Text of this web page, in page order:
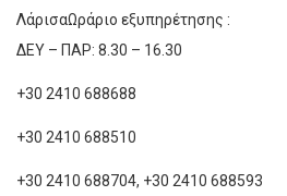
ΛάρισαΩράριο εξυπηρέτησης :
ΔΕΥ – ΠΑΡ: 8.30 – 16.30
+30 2410 688688
+30 2410 688510
+30 2410 688704, +30 2410 688593